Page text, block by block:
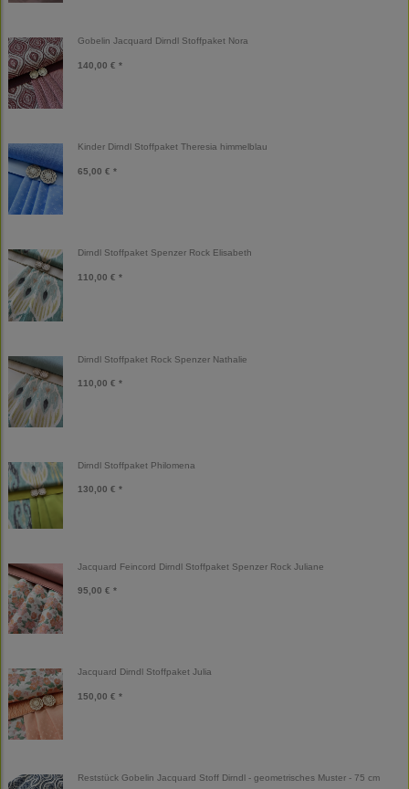
Gobelin Jacquard Dirndl Stoffpaket Nora
140,00 € *
Kinder Dirndl Stoffpaket Theresia himmelblau
65,00 € *
Dirndl Stoffpaket Spenzer Rock Elisabeth
110,00 € *
Dirndl Stoffpaket Rock Spenzer Nathalie
110,00 € *
Dirndl Stoffpaket Philomena
130,00 € *
Jacquard Feincord Dirndl Stoffpaket Spenzer Rock Juliane
95,00 € *
Jacquard Dirndl Stoffpaket Julia
150,00 € *
Reststück Gobelin Jacquard Stoff Dirndl - geometrisches Muster - 75 cm